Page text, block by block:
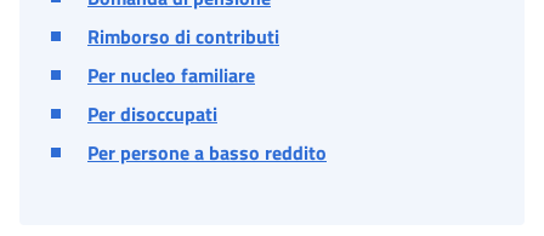
Rimborso di contributi
Per nucleo familiare
Per disoccupati
Per persone a basso reddito